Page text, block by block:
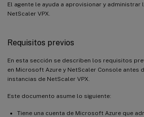
El agente le ayuda a aprovisionar y administrar
NetScaler VPX.
Requisitos previos
En esta sección se describen los requisitos
en Microsoft Azure y NetScaler Console antes
instancias de NetScaler VPX.
Este documento asume lo siguiente:
Tiene una cuenta de Microsoft Azure que